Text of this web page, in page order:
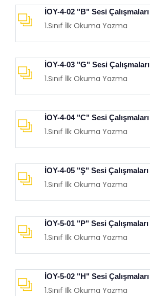
İOY-4-02 "B" Sesi Çalışmaları
1.Sınıf İlk Okuma Yazma
İOY-4-03 "G" Sesi Çalışmaları
1.Sınıf İlk Okuma Yazma
İOY-4-04 "C" Sesi Çalışmaları
1.Sınıf İlk Okuma Yazma
İOY-4-05 "Ş" Sesi Çalışmaları
1.Sınıf İlk Okuma Yazma
İOY-5-01 "P" Sesi Çalışmaları
1.Sınıf İlk Okuma Yazma
İOY-5-02 "H" Sesi Çalışmaları
1.Sınıf İlk Okuma Yazma